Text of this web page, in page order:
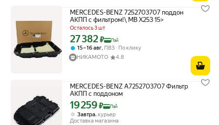
MERCEDES-BENZ 7252703707 поддон
АКПП с фильтром!\ MB X253 15>
Осталось 3 шт
Цена с картой Яндекс Пэй 27382 ₽ вместо
27 382₽ Пэй
15 – 16 авг ПВЗ
По клику
НИКАМОТО
4.8
MERCEDES-BENZ A7252703707 Фильтр
АКПП с поддоном
Цена с картой Яндекс Пэй 19259 ₽ вместо
19 259₽ Пэй
Завтра, курьер
Доставка магазина